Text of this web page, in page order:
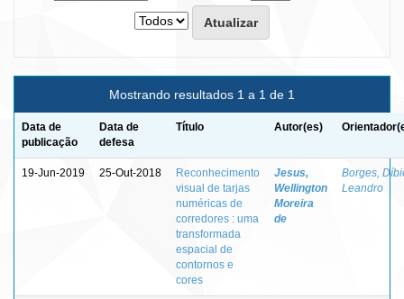
Mostrando resultados 1 a 1 de 1
Data de
publicação
Data de
defesa
Título Autor(es)
19-Jun-2019 25-Out-2018
Reconhecimento
visual de tarjas
numéricas de
corredores : uma
transformada
espacial de
contornos e
cores
Jesus,
Wellington
Moreira
de
Borges,
Leandro